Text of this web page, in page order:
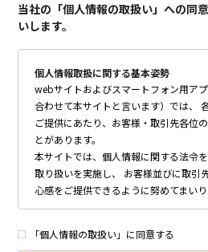
当社の「個人情報の取扱い」への同
いします。
個人情報取扱に関する基本姿勢
webサイトおよびスマートフォン用アプ
合わせて本サイトと言います）では、
ご提供にあたり、お客様・取引先各位
とがあります。
本サイトでは、個人情報に関する法令
取り扱いを実施し、 お客様並びに取引
心感をご提供できるように努めてまいり
個人情報の取得について
本サイトは、偽りその他不正の手段に
「個人情報の取扱い」に同意する